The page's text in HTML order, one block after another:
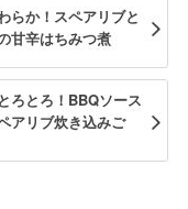
らか！スペアリブと
甘辛はちみつ煮
ろとろ！BBQソース
アリブ炊き込みご